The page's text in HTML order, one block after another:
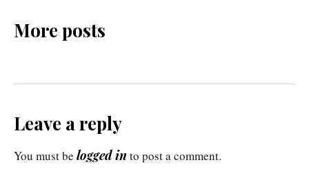
More posts
Leave a reply
You must be logged in to post a comment.